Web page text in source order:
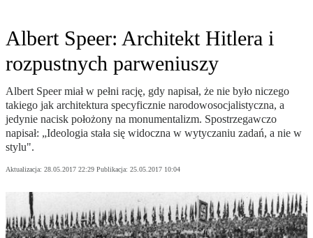
Albert Speer: Architekt Hitlera i
rozpustnych parweniuszy
Albert Speer miał w pełni rację, gdy napisał, że nie było niczego
takiego jak architektura specyficznie narodowosocjalistyczna, a
jedynie nacisk położony na monumentalizm. Spostrzegawczo
napisał: „Ideologia stała się widoczna w wytyczaniu zadań, a nie w
stylu".
Aktualizacja: 28.05.2017 22:29 Publikacja: 25.05.2017 10:04